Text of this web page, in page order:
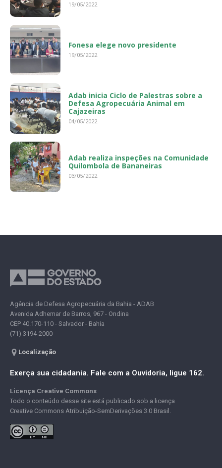
19/05/2022
Fonesa elege novo presidente
19/05/2022
Adab inicia Ciclo de Palestras sobre a
Defesa Agropecuária Animal em
Cajazeiras
04/05/2022
Adab realiza inspeções na Comunidade
Quilombola de Bananeiras
03/05/2022
Agência de Defesa Agropecuária da Bahia - ADAB
Avenida Adhemar de Barros, 967 - Ondina
CEP 40.170-110 - Salvador - Bahia
(71) 3194-2000
Localização
Exerça sua cidadania. Fale com a Ouvidoria, ligue 162.
Licença Creative Commons
Todo o conteúdo desse site está publicado sob a licença
Creative Commons Atribuição-SemDerivações 3.0 Brasil.